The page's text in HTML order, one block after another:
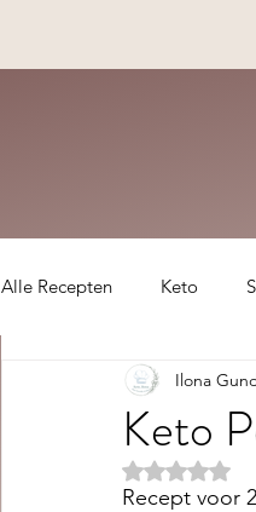
Alle Recepten Keto
Lekker gezellig :)
Keto
Ilona
Recept voor